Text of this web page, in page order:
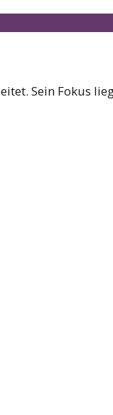
Sein Fokus